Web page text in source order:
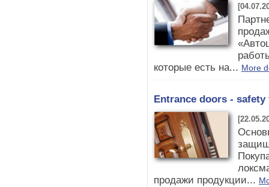
которые есть на... More
Entrance doors -
продажи продукции...